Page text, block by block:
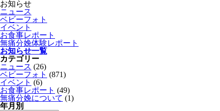
お知らせ
ニュース
ベビーフォト
イベント
お食事レポート
無痛分娩体験レポート
お知らせ一覧
カテゴリー
ニュース (26)
ベビーフォト (871)
イベント (6)
お食事レポート (49)
無痛分娩について (1)
年月別